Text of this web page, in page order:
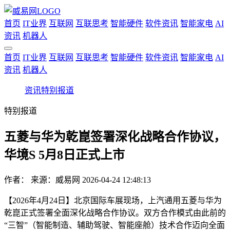
首页 IT业界 互联网 互联思考 智能硬件 软件资讯 智能家电 AI
资讯 机器人
首页 IT业界 互联网 互联思考 智能硬件 软件资讯 智能家电 AI
资讯 机器人
资讯特别报道
特别报道
五菱与华为乾崑签署深化战略合作协议，
华境S 5月8日正式上市
作者： 来源：威易网 2026-04-24 12:48:13
【2026年4月24日】北京国际车展现场，上汽通用五菱与华为
乾崑正式签署全面深化战略合作协议。双方合作模式由此前的
“三智”（智能制造、辅助驾驶、智能座舱）技术合作迈向全面